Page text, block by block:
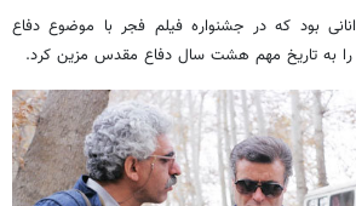
بود که در جشنواره فیلم فجر با موضوع دفاع
را به تاریخ مهم هشت سال دفاع مقدس مزین کرد.